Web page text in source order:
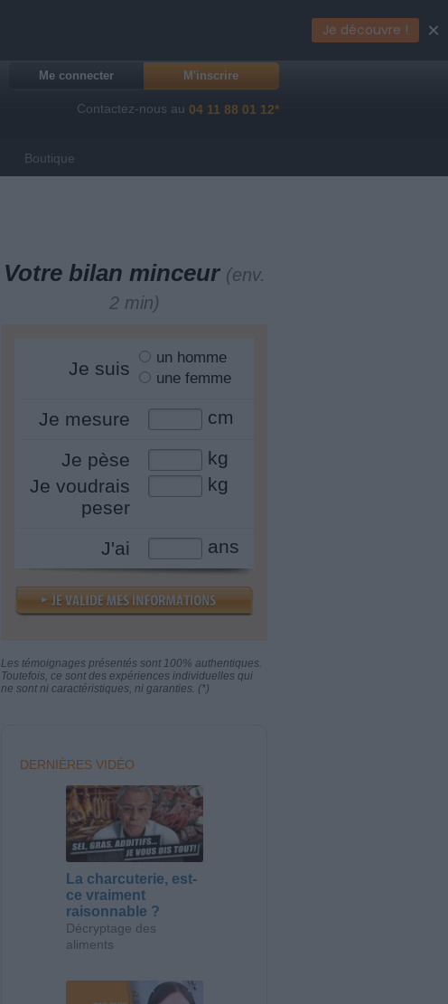
Me connecter M'inscrire
Contactez-nous au 04 11 88 01 12*
Boutique
Votre bilan minceur (env.
2 min)
Je suis
un homme
une femme
Je mesure cm
Je pèse
kg
Je voudrais
peser
kg
J'ai ans
Les témoignages présentés sont 100% authentiques.
Toutefois, ce sont des expériences individuelles qui
ne sont ni caractéristiques, ni garanties. (*)
DERNIÈRES VIDÉO
La charcuterie, est-
ce vraiment
raisonnable ?
Décryptage des
aliments
Je découvre ! ×